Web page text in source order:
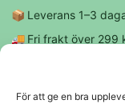
För att ge en bra
📦 Leverans 1–3
🚚 Fri frakt över 299